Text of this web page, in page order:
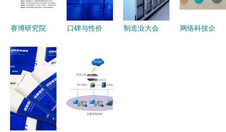
保险公司客
户服务部总
在首届中国
古田食用菌
大会上的演
讲
赛博研究院
接触新经济
安全治理报
告 网络技
术服务篇
口碑与性价
Geo源头工
厂品牌网络
技术服务价
格大比拼
制造业大会
网络科技企